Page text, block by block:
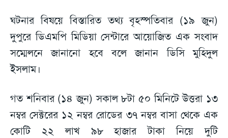
ঘটনার বিষয়ে বিস্তারিত তথ্য বৃহস্পতিবার (১৯ জুন)
দুপুরে ডিএমপি মিডিয়া সেন্টারে আয়োজিত এক সংবাদ
সম্মেলনে জানানো হবে বলে জানান ডিসি মুহিদুল
ইসলাম।
গত শনিবার (১৪ জুন) সকাল ৮টা ৫০ মিনিটে উত্তরা ১৩
নম্বর সেক্টরের ১২ নম্বর রোডের ৩৭ নম্বর বাসা থেকে এক
কোটি ২২ লাখ ৯৮ হাজার টাকা নিয়ে দুটি